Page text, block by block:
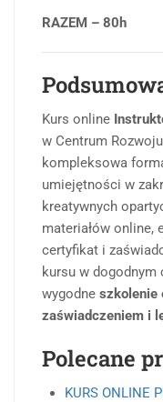
RAZEM – 80h
Kurs online
w Centrum
kompleksowa
umiejętności w
kreatywnych
materiałów online,
certyfikat i
kursu w dogodnym
wygodne szkolenie
zaświadczeniem i
Polecane
KURS ONLINE